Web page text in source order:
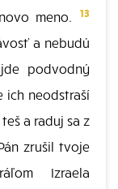
meno.
13
a nebudú
podvodný
ich neodstraší
teš a raduj sa z
zrušil tvoje
Izraela